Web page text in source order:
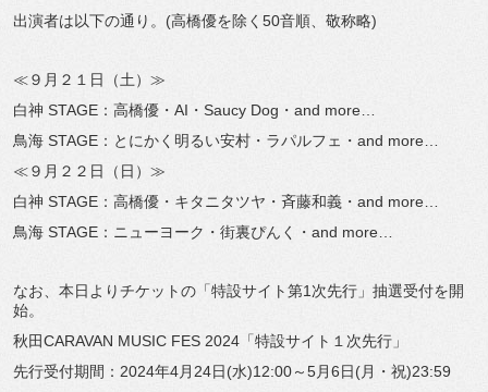
出演者は以下の通り。(高橋優を除く50音順、敬称略)
≪９月２１日（土）≫
白神 STAGE：高橋優・AI・Saucy Dog・and more…
鳥海 STAGE：とにかく明るい安村・ラパルフェ・and more…
≪９月２２日（日）≫
白神 STAGE：高橋優・キタニタツヤ・斉藤和義・and more…
鳥海 STAGE：ニューヨーク・街裏ぴんく・and more…
なお、本日よりチケットの「特設サイト第1次先行」抽選受付を開
始。
秋田CARAVAN MUSIC FES 2024「特設サイト１次先行」
先行受付期間：2024年4月24日(水)12:00～5月6日(月・祝)23:59